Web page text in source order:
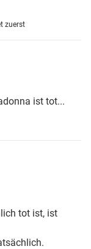
zuerst
ist tot...
tot ist, ist